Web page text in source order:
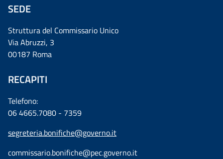
SEDE
Struttura del Commissario Unico
Via Abruzzi, 3
00187 Roma
RECAPITI
Telefono:
06 4665.7080 - 7359
segreteria.bonifiche@governo.it
commissario.bonifiche@pec.governo.it